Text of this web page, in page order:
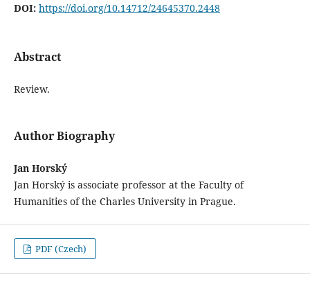
DOI: https://doi.org/10.14712/24645370.2448
Abstract
Review.
Author Biography
Jan Horský
Jan Horský is associate professor at the Faculty of
Humanities of the Charles University in Prague.
PDF (Czech)